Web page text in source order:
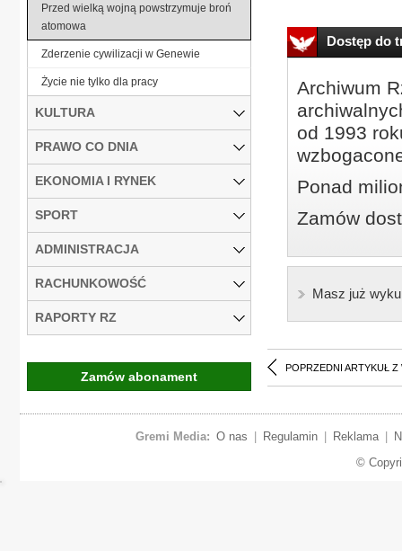
Dostęp do
Archiwum
od 1993
Ponad
Zamów
Masz już
POPRZEDNI ARTYKUŁ Z
Przed wielką wojną powstrzymuje broń
atomowa
Zderzenie cywilizacji w Genewie
Życie nie tylko dla pracy
KULTURA
PRAWO CO DNIA
EKONOMIA I RYNEK
SPORT
ADMINISTRACJA
RACHUNKOWOŚĆ
RAPORTY RZ
Zamów abonament
Gremi Media: O nas Regulamin Reklama
©